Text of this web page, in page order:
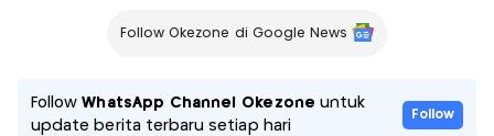
Follow Okezone di Google News
FollowWhatsApp Channel Okezone untuk
update berita terbaru setiap hari
Follow